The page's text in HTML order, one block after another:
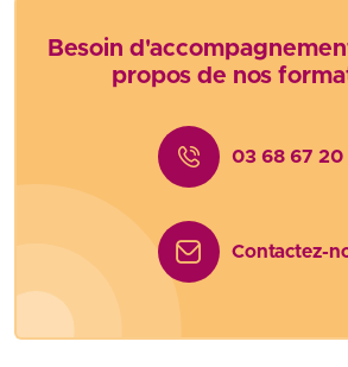
Besoin
propos de nos
03 68 67 20
Contactez-